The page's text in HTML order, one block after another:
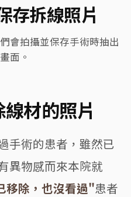
存拆線照片
會拍攝並保存手術時抽出
面。
材的照片
手術的患者，雖然已
異物感而來本院就
移除，也沒看過"患者